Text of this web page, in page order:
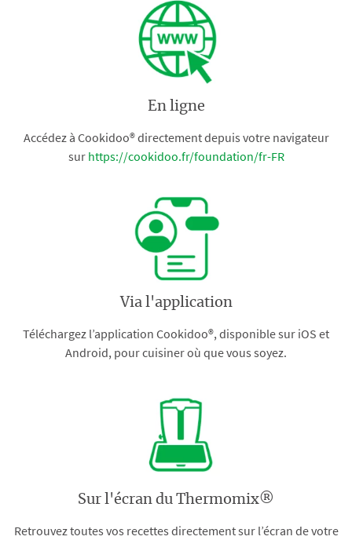
En ligne
Accédez à Cookidoo® directement depuis votre navigateur
sur https://cookidoo.fr/foundation/fr-FR
Via l'application
Téléchargez l’application Cookidoo®, disponible sur iOS et
Android, pour cuisiner où que vous soyez.
Sur l'écran du Thermomix®
Retrouvez toutes vos recettes directement sur l’écran de votre